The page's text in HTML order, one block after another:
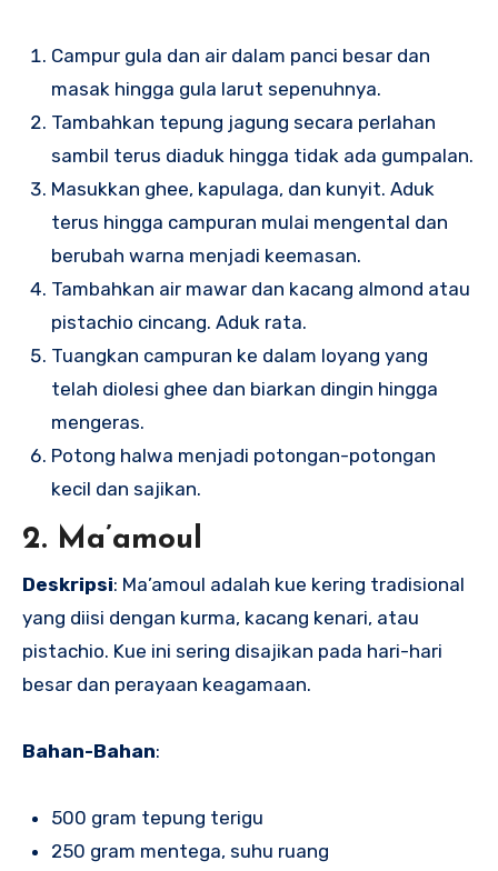
Campur gula dan air dalam panci besar dan
masak hingga gula larut sepenuhnya.
Tambahkan tepung jagung secara perlahan
sambil terus diaduk hingga tidak ada gumpalan.
Masukkan ghee, kapulaga, dan kunyit. Aduk
terus hingga campuran mulai mengental dan
berubah warna menjadi keemasan.
Tambahkan air mawar dan kacang almond atau
pistachio cincang. Aduk rata.
Tuangkan campuran ke dalam loyang yang
telah diolesi ghee dan biarkan dingin hingga
mengeras.
Potong halwa menjadi potongan-potongan
kecil dan sajikan.
2. Ma’amoul
Deskripsi: Ma’amoul adalah kue kering tradisional
yang diisi dengan kurma, kacang kenari, atau
pistachio. Kue ini sering disajikan pada hari-hari
besar dan perayaan keagamaan.
Bahan-Bahan:
500 gram tepung terigu
250 gram mentega, suhu ruang